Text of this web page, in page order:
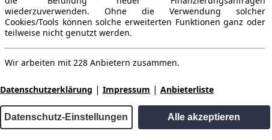
wiederzuverwenden. Ohne die Verwendung solcher
Cookies/Tools können solche erweiterten Funktionen ganz oder
teilweise nicht genutzt werden.
Wir arbeiten mit 228 Anbietern zusammen.
Datenschutzerklärung | Impressum | Anbieterliste
Datenschutz-Einstellungen Alle akzeptieren